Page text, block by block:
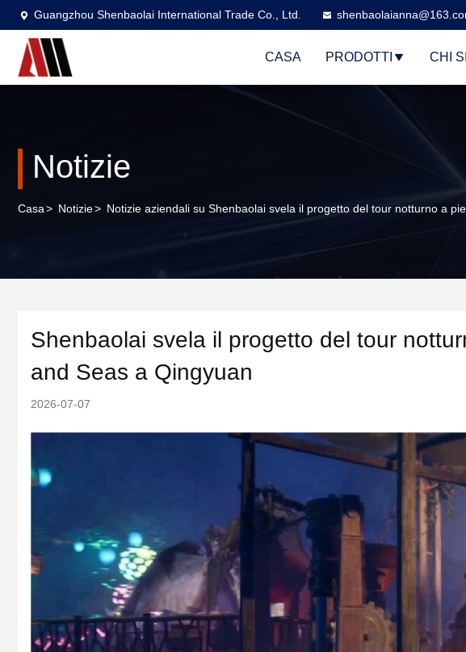
Guangzhou Shenbaolai International Trade Co., Ltd.
CASA PRODOTTI CHI
Notizie
Casa> Notizie> Notizie aziendali su Shenbaolai svela il progetto del tour notturno a
Shenbaolai svela il progetto del tour
and Seas a Qingyuan
2026-07-07